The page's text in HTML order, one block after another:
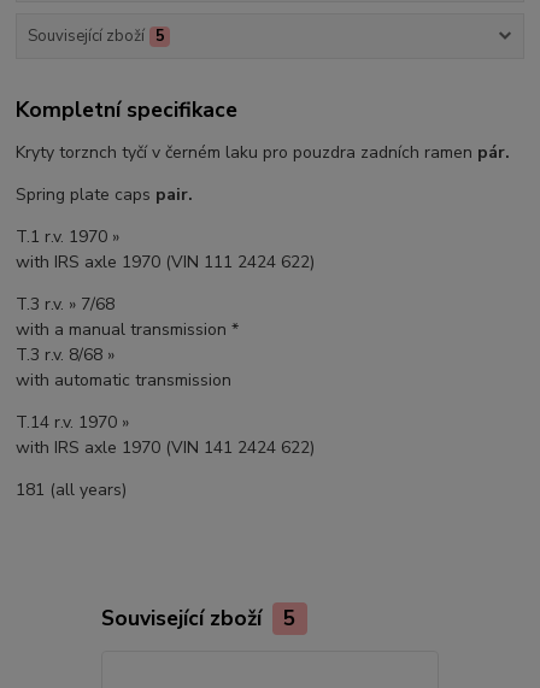
Související zboží 5
Kompletní specifikace
Kryty torznch tyčí v černém laku pro pouzdra zadních ramen pár.
Spring plate caps pair.
T.1 r.v. 1970 »
with IRS axle 1970 (VIN 111 2424 622)
T.3 r.v. » 7/68
with a manual transmission *
T.3 r.v. 8/68 »
with automatic transmission
T.14 r.v. 1970 »
with IRS axle 1970 (VIN 141 2424 622)
181 (all years)
Související zboží 5